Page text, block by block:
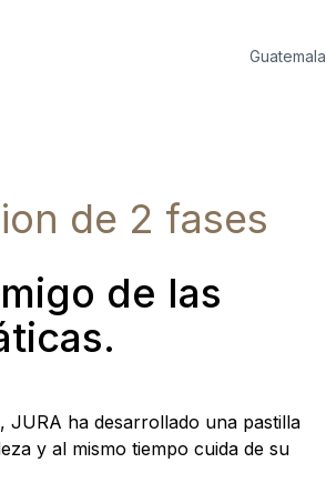
Guatemala
de 2 fases
de las
JURA ha desarrollado una pastilla
y al mismo tiempo cuida de su